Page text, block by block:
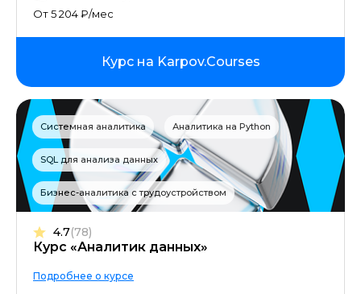
От 5 204 ₽/мес
Курс на Karpov.Courses
Системная аналитика Аналитика на Python
SQL для анализа данных
Бизнес-аналитика с трудоустройством
Курс «Аналитик данных»
4.7(78)
Подробнее о курсе